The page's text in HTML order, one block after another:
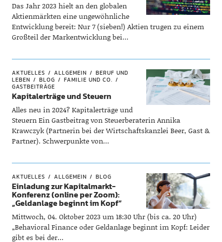
Das Jahr 2023 hielt an den globalen
Aktienmärkten eine ungewöhnliche
Entwicklung bereit: Nur 7 (sieben!) Aktien trugen zu einem
Großteil der Markentwicklung bei…
AKTUELLES ALLGEMEIN
BERUF UND
LEBEN
BLOG
FAMILIE UND CO.
GASTBEITRÄGE
Kapitalerträge und Steuern
Alles neu in 2024? Kapitalerträge und
Steuern Ein Gastbeitrag von Steuerberaterin Annika
Krawczyk (Partnerin bei der Wirtschaftskanzlei Beer, Gast &
Partner). Schwerpunkte von…
AKTUELLES ALLGEMEIN BLOG
Einladung zur Kapitalmarkt-
Konferenz (online per Zoom):
„Geldanlage beginnt im Kopf“
Mittwoch, 04. Oktober 2023 um 18:30 Uhr (bis ca. 20 Uhr)
„Behavioral Finance oder Geldanlage beginnt im Kopf: Leider
gibt es bei der…